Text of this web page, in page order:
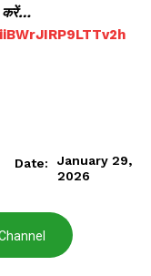
करें…
Date:
January 29,
2026